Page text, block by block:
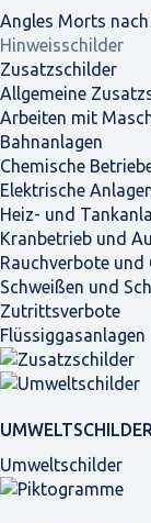
Angles Morts
Hinweisschilder
Zusatzschilder
Allgemeine
Arbeiten mit
Bahnanlagen
Chemische
Elektrische
Heiz- und
Kranbetrieb und
Rauchverbote und
Schweißen und
Zutrittsverbote
Flüssiggasanlagen
UMWELTSCHILDER
Umweltschilder